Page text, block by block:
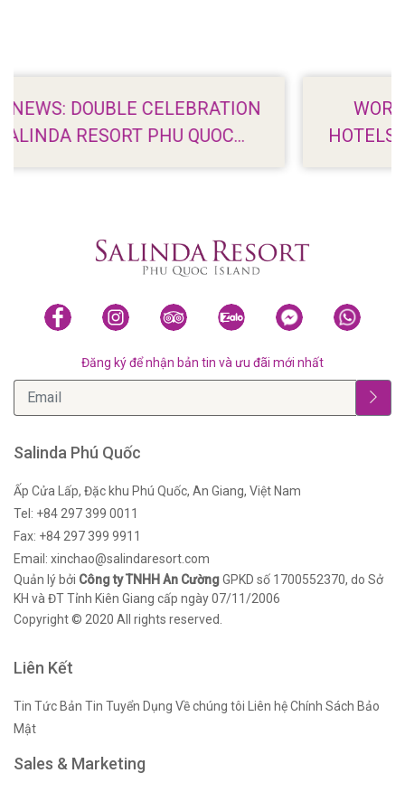
QUOC
WORLDROAMER: 7
HOTELS IN PHU QUOC WITH
Đăng ký để nhận bản tin và ưu đãi mới nhất
Salinda Phú Quốc
Ấp Cửa Lấp, Đặc khu Phú Quốc, An Giang, Việt Nam
Tel: +84 297 399 0011
Fax: +84 297 399 9911
Email: xinchao@salindaresort.com
Quản lý bởi Công ty TNHH An CườngGPKD số 1700552370, do Sở
KH và ĐT Tỉnh Kiên Giang cấp ngày 07/11/2006
Copyright © 2020 All rights reserved.
Liên Kết
Tin Tức Bản Tin Tuyển Dụng Về chúng tôi Liên hệChính Sách Bảo
Mật
Sales & Marketing